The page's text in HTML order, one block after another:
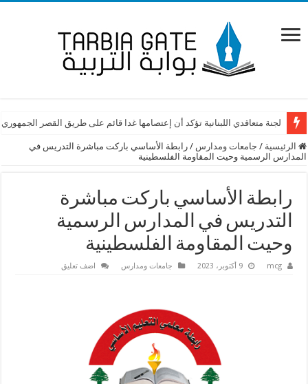
لجنة متعاقدي اللبنانية تؤكد أن إعتصامها غدا قائم على طريق القصر الجمهوري
الرئيسية / جامعات ومدارس / رابطة الأساسي باركت مباشرة التدريس في
المدارس الرسمية وحيت المقاومة الفلسطينية
رابطة الأساسي باركت مباشرة
التدريس في المدارس الرسمية
وحيت المقاومة الفلسطينية
mcg 9 أكتوبر، 2023 جامعات ومدارس اضف تعليق